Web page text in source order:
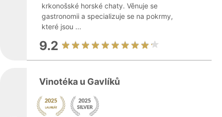
krkonošské horské chaty. Věnuje se
gastronomii a specializuje se na pokrmy,
které jsou ...
9.2
Vinotéka u Gavlíků